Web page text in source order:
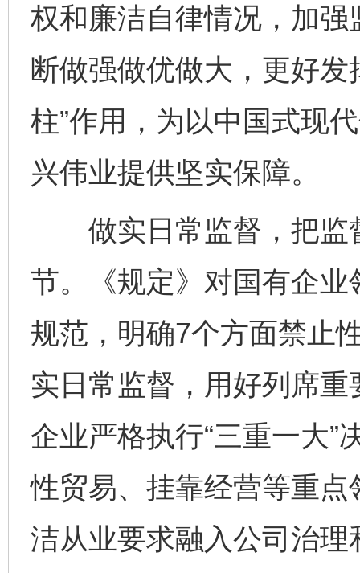
权和廉洁自律情况，加
断做强做优做大，更好发
柱”作用，为以中国式现
兴伟业提供坚实保障。
做实日常监督，把监
节。《规定》对国有企
规范，明确7个方面禁止
实日常监督，用好列席
企业严格执行“三重一大
性贸易、挂靠经营等重
洁从业要求融入公司治